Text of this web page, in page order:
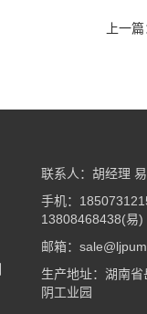
上一篇
联系人：胡经理
手机：
13808468438(易)
邮箱：
生产地址：湖南
阴工业园